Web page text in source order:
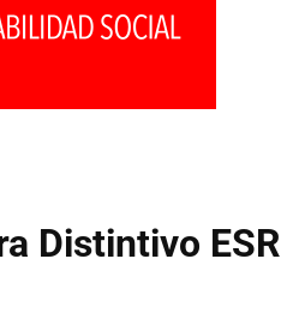
Distintivo ESR